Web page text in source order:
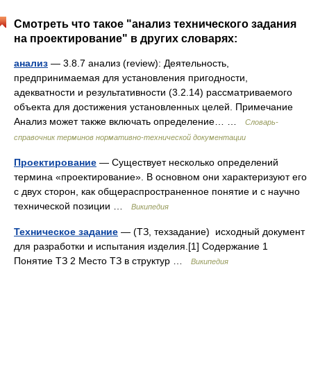
Смотреть что такое "анализ технического задания
на проектирование" в других словарях:
анализ — 3.8.7 анализ (review): Деятельность,
предпринимаемая для установления пригодности,
адекватности и результативности (3.2.14) рассматриваемого
объекта для достижения установленных целей. Примечание
Анализ может также включать определение… …
Словарь-
справочник терминов нормативно-технической документации
Проектирование — Существует несколько определений
термина «проектирование». В основном они характеризуют его
с двух сторон, как общераспространенное понятие и с научно
технической позиции …
Википедия
Техническое задание — (ТЗ, техзадание) исходный документ
для разработки и испытания изделия.[1] Содержание 1
Понятие ТЗ 2 Место ТЗ в структур …
Википедия